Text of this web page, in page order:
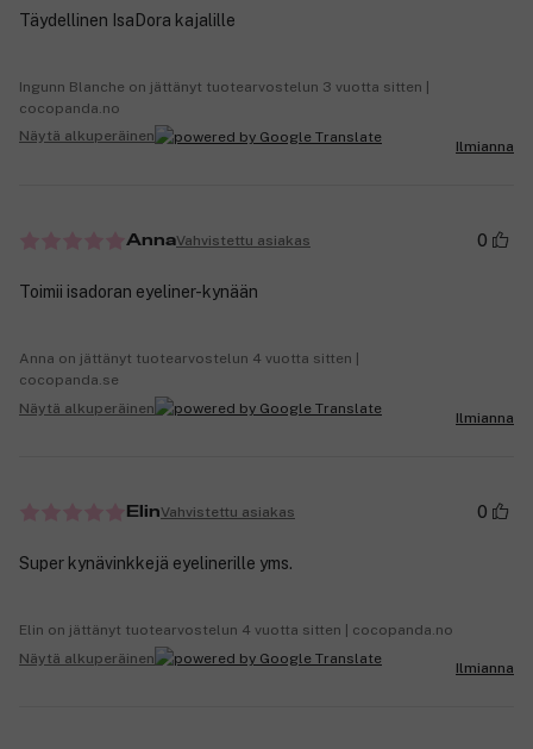
Täydellinen IsaDora kajalille
Ingunn Blanche on jättänyt tuotearvostelun 3 vuotta sitten |
cocopanda.no
Näytä alkuperäinen
Ilmianna
AnnaVahvistettu asiakas 0
Toimii isadoran eyeliner-kynään
Anna on jättänyt tuotearvostelun 4 vuotta sitten |
cocopanda.se
Näytä alkuperäinen
Ilmianna
ElinVahvistettu asiakas 0
Super kynävinkkejä eyelinerille yms.
Elin on jättänyt tuotearvostelun 4 vuotta sitten | cocopanda.no
Näytä alkuperäinen
Ilmianna